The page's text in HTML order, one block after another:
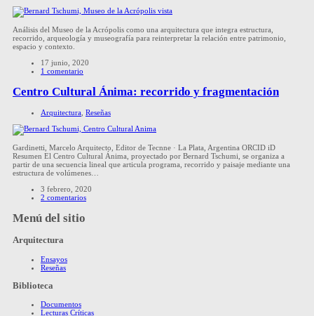
Análisis del Museo de la Acrópolis como una arquitectura que integra estructura,
recorrido, arqueología y museografía para reinterpretar la relación entre patrimonio,
espacio y contexto.
17 junio, 2020
1 comentario
Centro Cultural Ánima: recorrido y fragmentación
Arquitectura, Reseñas
Gardinetti, Marcelo Arquitecto, Editor de Tecnne · La Plata, Argentina ORCID iD
Resumen El Centro Cultural Ánima, proyectado por Bernard Tschumi, se organiza a
partir de una secuencia lineal que articula programa, recorrido y paisaje mediante una
estructura de volúmenes…
3 febrero, 2020
2 comentarios
Menú del sitio
Arquitectura
Ensayos
Reseñas
Biblioteca
Documentos
Lecturas Críticas